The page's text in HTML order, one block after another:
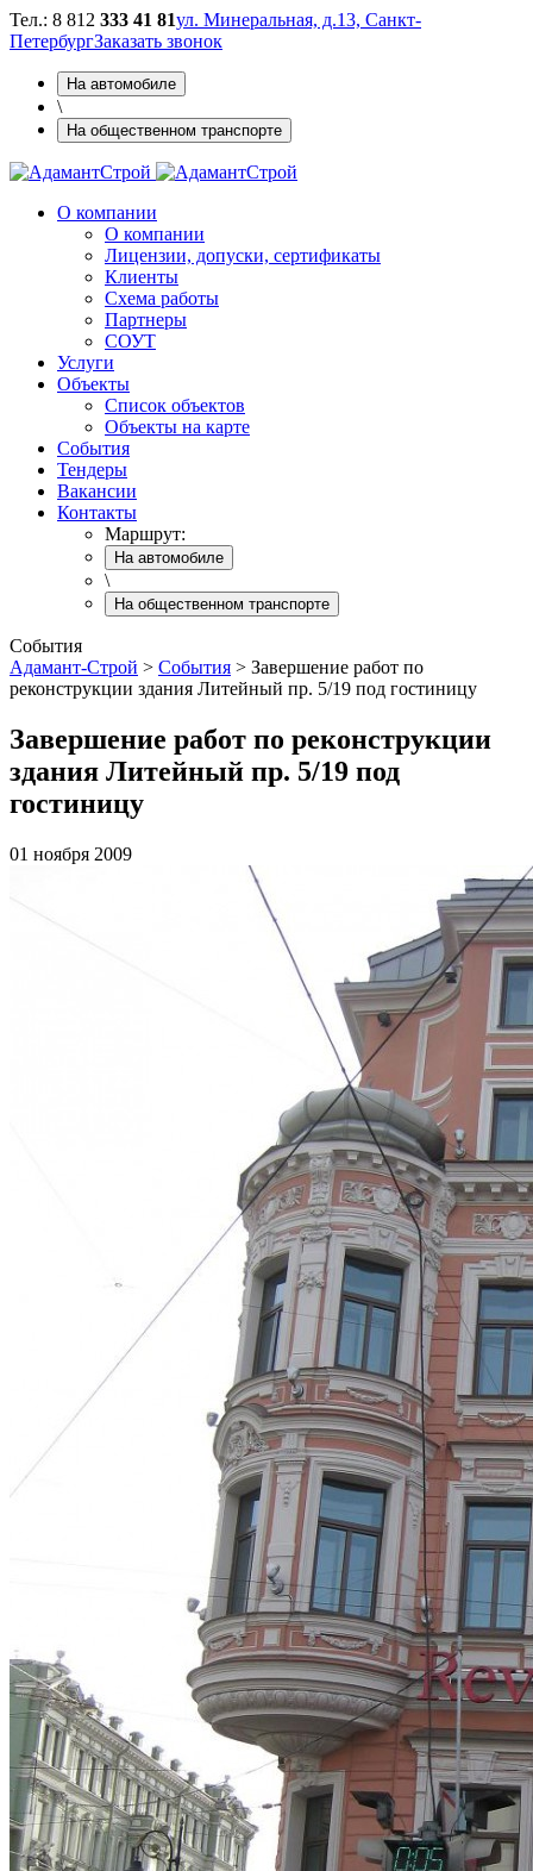
Тел.: 8 812 333 41 81ул. Минеральная, д.13, Санкт-
ПетербургЗаказать звонок
На автомобиле
\
На общественном транспорте
О компании
О компании
Лицензии, допуски, сертификаты
Клиенты
Схема работы
Партнеры
СОУТ
Услуги
Объекты
Cписок объектов
Объекты на карте
Cобытия
Тендеры
Вакансии
Контакты
Маршрут:
На автомобиле
\
На общественном транспорте
События
Адамант-Строй > События > Завершение работ по
реконструкции здания Литейный пр. 5/19 под гостиницу
Завершение работ по реконструкции
здания Литейный пр. 5/19 под
гостиницу
01 ноября 2009